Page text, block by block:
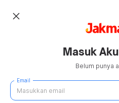
close
Masuk
Belum punya
Email